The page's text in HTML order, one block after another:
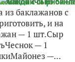
из баклажанов с
и на
— 1 шт.Сыр
— 1
—...